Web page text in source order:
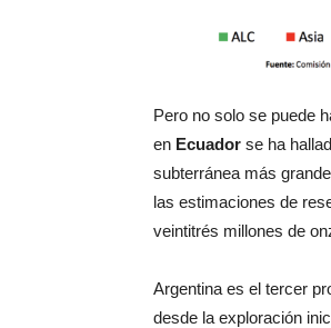
Pero no solo se puede
en Ecuador se ha
subterránea más
las estimaciones de
veintitrés millones de
Argentina es el tercer
desde la exploración